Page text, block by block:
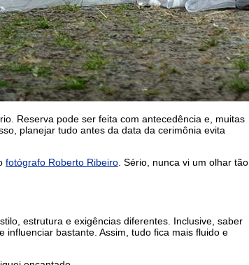
Reserva pode ser feita com antecedência e, muitas
planejar tudo antes da data da cerimônia evita
fotógrafo Roberto Ribeiro. Sério, nunca vi um olhar tão
estrutura e exigências diferentes. Inclusive, saber
bastante. Assim, tudo fica mais fluido e